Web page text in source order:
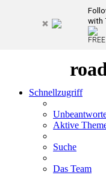
with
Schnellzugriff
Aktive
Suche
Das Team